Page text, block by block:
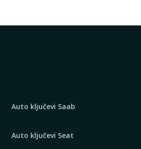
Auto ključevi Saab
Auto ključevi Seat